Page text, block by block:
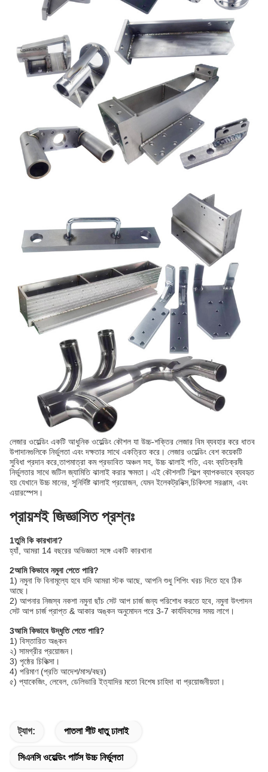
লেজার ওয়েল্ডিং একটি আধুনিক ওয়েল্ডিং কৌশল যা উচ্চ-শক্তির লেজার বিম ব্যবহার করে ধাতব
উপাদানগুলিকে নির্ভুলতা এবং দক্ষতার সাথে একত্রিত করে। লেজার ওয়েল্ডিং বেশ কয়েকটি
সুবিধা প্রদান করে,তাপমাত্রা কম প্রভাবিত অঞ্চল সহ, উচ্চ ঝালাই গতি, এবং ব্যতিক্রমী
নির্ভুলতার সাথে জটিল জ্যামিতি ঝালাই করার ক্ষমতা। এই কৌশলটি শিল্পে ব্যাপকভাবে ব্যবহৃত
হয় যেখানে উচ্চ মানের, সুনির্দিষ্ট ঝালাই প্রয়োজন, যেমন ইলেকট্রনিক্স,চিকিৎসা সরঞ্জাম, এবং
এয়ারস্পেস।
প্রায়শই জিজ্ঞাসিত প্রশ্নঃ
1তুমি কি কারখানা?
হ্যাঁ, আমরা 14 বছরের অভিজ্ঞতা সঙ্গে একটি কারখানা
2আমি কিভাবে নমুনা পেতে পারি?
1) নমুনা ফি বিনামূল্যে হবে যদি আমরা স্টক আছে, আপনি শুধু শিপিং খরচ দিতে হবে ঠিক
আছে।
2) আপনার নিজস্ব নকশা নমুনা ছাঁচ সেট আপ চার্জ জন্য পরিশোধ করতে হবে, নমুনা উৎপাদন
সেট আপ চার্জ প্রাপ্ত & আকার অঙ্কন অনুমোদন পরে 3-7 কার্যদিবসের সময় লাগে।
3আমি কিভাবে উদ্ধৃতি পেতে পারি?
1) বিস্তারিত অঙ্কন
২) সামগ্রীর প্রয়োজন।
3) পৃষ্ঠের চিকিত্সা।
4) পরিমাণ (প্রতি আদেশ/মাস/বছর)
৫) প্যাকেজিং, লেবেল, ডেলিভারি ইত্যাদির মতো বিশেষ চাহিদা বা প্রয়োজনীয়তা।
ট্যাগ: পাতলা শীট ধাতু ঢালাই
সিএনসি ওয়েল্ডিং পার্টস উচ্চ নির্ভুলতা